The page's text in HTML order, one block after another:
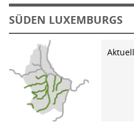
SÜDEN LUXEMBURGS